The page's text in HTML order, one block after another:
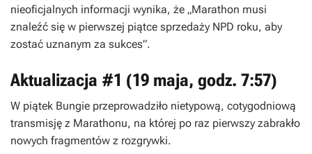
nieoficjalnych informacji wynika, że „Marathon musi
znaleźć się w pierwszej piątce sprzedaży NPD roku, aby
zostać uznanym za sukces”.
Aktualizacja #1 (19 maja, godz. 7:57)
W piątek Bungie przeprowadziło nietypową, cotygodniową
transmisję z Marathonu, na której po raz pierwszy zabrakło
nowych fragmentów z rozgrywki.